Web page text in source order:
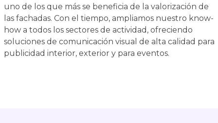
uno de los que más se beneficia de la valorización de
las fachadas. Con el tiempo, ampliamos nuestro know-
how a todos los sectores de actividad, ofreciendo
soluciones de comunicación visual de alta calidad para
publicidad interior, exterior y para eventos.